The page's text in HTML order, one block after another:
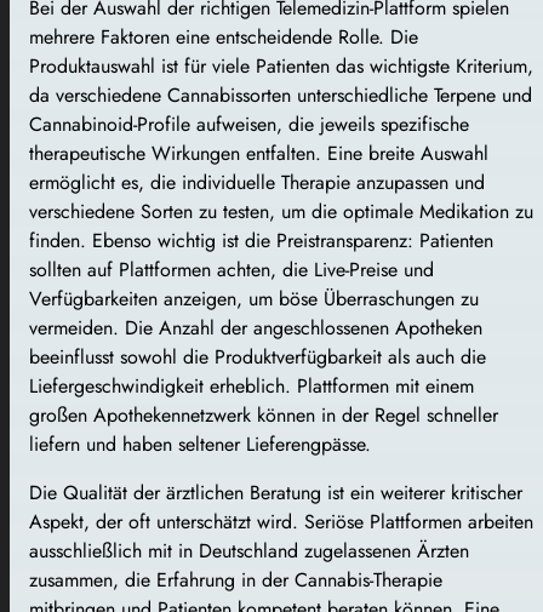
Bei der Auswahl der richtigen Telemedizin-Plattform spielen
mehrere Faktoren eine entscheidende Rolle. Die
Produktauswahl ist für viele Patienten das wichtigste Kriterium,
da verschiedene Cannabissorten unterschiedliche Terpene und
Cannabinoid-Profile aufweisen, die jeweils spezifische
therapeutische Wirkungen entfalten. Eine breite Auswahl
ermöglicht es, die individuelle Therapie anzupassen und
verschiedene Sorten zu testen, um die optimale Medikation zu
finden. Ebenso wichtig ist die Preistransparenz: Patienten
sollten auf Plattformen achten, die Live-Preise und
Verfügbarkeiten anzeigen, um böse Überraschungen zu
vermeiden. Die Anzahl der angeschlossenen Apotheken
beeinflusst sowohl die Produktverfügbarkeit als auch die
Liefergeschwindigkeit erheblich. Plattformen mit einem
großen Apothekennetzwerk können in der Regel schneller
liefern und haben seltener Lieferengpässe.
Die Qualität der ärztlichen Beratung ist ein weiterer kritischer
Aspekt, der oft unterschätzt wird. Seriöse Plattformen arbeiten
ausschließlich mit in Deutschland zugelassenen Ärzten
zusammen, die Erfahrung in der Cannabis-Therapie